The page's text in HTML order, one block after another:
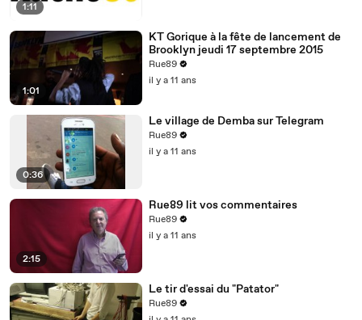
1:11
1:01
KT Gorique à la fête de lancement de
Brooklyn jeudi 17 septembre 2015
Rue89
il y a 11 ans
0:36
Le village de Demba sur Telegram
Rue89
il y a 11 ans
2:15
Rue89 lit vos commentaires
Rue89
il y a 11 ans
Le tir d'essai du "Patator"
Rue89